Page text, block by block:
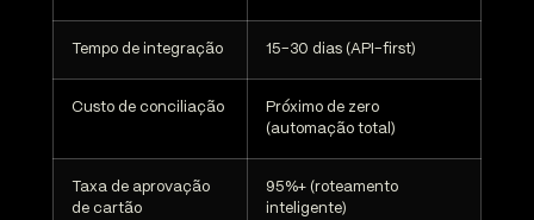
Tempo de integração 15-30 dias (API-first)
Custo de conciliação
Próximo de zero
(automação total)
Taxa de aprovação
de cartão
95%+ (roteamento
inteligente)